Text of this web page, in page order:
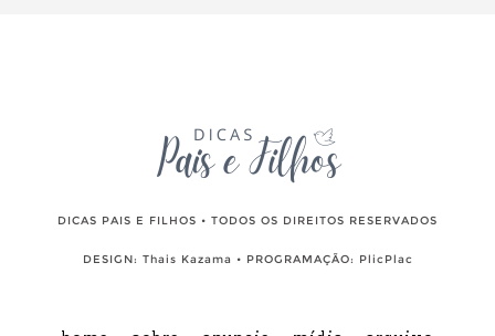
DICAS PAIS E FILHOS • TODOS OS DIREITOS RESERVADOS
DESIGN: Thais Kazama • PROGRAMAÇÃO: PlicPlac